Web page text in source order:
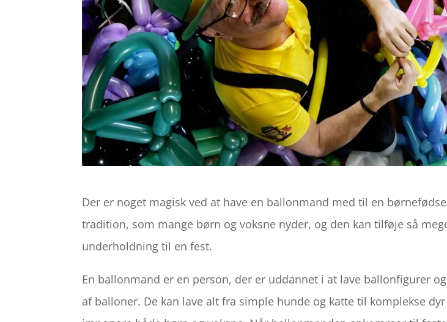
Der er noget magisk ved at have en ballonmand med til en
tradition, som mange børn og voksne nyder, og den kan tilføje så
underholdning til en fest.
En ballonmand er en person, der er uddannet i at lave ballonfigurer
af balloner. De kan lave alt fra simple hunde og katte til komplekse